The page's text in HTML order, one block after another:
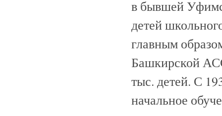
в бывшей
детей
главным
Башкирской
тыс. детей. С
начальное